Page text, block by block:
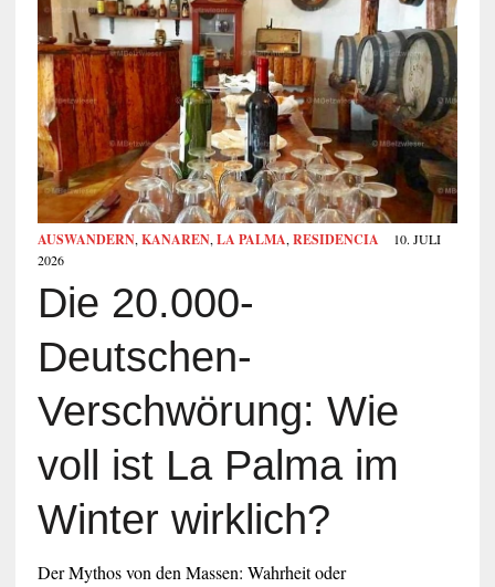
AUSWANDERN,KANAREN,LA PALMA,RESIDENCIA
10. JULI
2026
Die 20.000-
Deutschen-
Verschwörung: Wie
voll ist La Palma im
Winter wirklich?
Der Mythos von den Massen: Wahrheit oder